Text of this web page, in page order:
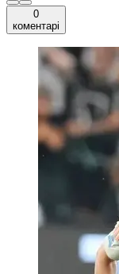
0
коментарі